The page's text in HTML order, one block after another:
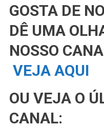
GOSTA DE
DÊ UMA
NOSSO
VEJA AQUI
OU VEJA O
CANAL: